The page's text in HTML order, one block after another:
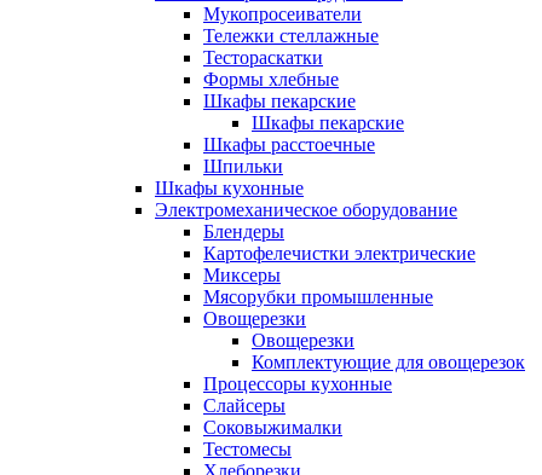
Мукопросеиватели
Тележки стеллажные
Тестораскатки
Формы хлебные
Шкафы пекарские
Шкафы пекарские
Шкафы расстоечные
Шпильки
Шкафы кухонные
Электромеханическое оборудование
Блендеры
Картофелечистки электрические
Миксеры
Мясорубки промышленные
Овощерезки
Овощерезки
Комплектующие для овощерезок
Процессоры кухонные
Слайсеры
Соковыжималки
Тестомесы
Хлеборезки